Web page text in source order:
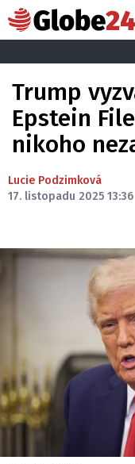
Trump
Epstein
nikoho
Lucie Podzimková
17. listopadu 2025 13:36